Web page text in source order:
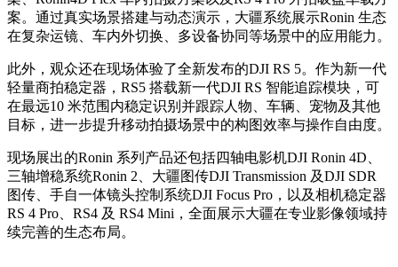
案。通过真实场景搭建与动态演示，大疆系统展示Ronin 生态
在复杂运镜、车内外切换、多设备协同等场景中的应用能力。
此外，观众还在现场体验了全新发布的DJI RS 5。作为新一代
轻量商拍稳定器，RS5 搭载新一代DJI RS 智能追踪模块，可
在最远10 米范围内稳定识别并跟踪人物、车辆、宠物及其他
目标，进一步提升移动拍摄场景中的构图效率与操作自由度。
现场展出的Ronin 系列产品还包括四轴电影机DJI Ronin 4D、
三轴增稳系统Ronin 2、大疆图传DJI Transmission 及DJI SDR
图传、手自一体镜头控制系统DJI Focus Pro，以及相机稳定器
RS 4 Pro、RS4 及 RS4 Mini，全面展示大疆在专业影像领域持
续完善的生态布局。